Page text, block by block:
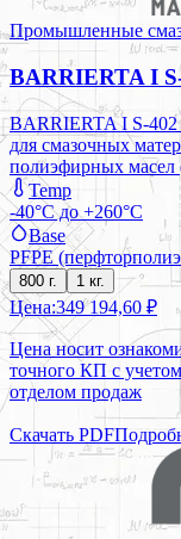
Промышленные
BARRIERTA I
BARRIERTA I S-402
для смазочных
полиэфирных масел
Temp
-40°C до +260°C
Base
PFPE
800 г. 1 кг.
Цена:349 194,60 ₽
Цена носит
точного КП с
отделом продаж
Скачать PDF